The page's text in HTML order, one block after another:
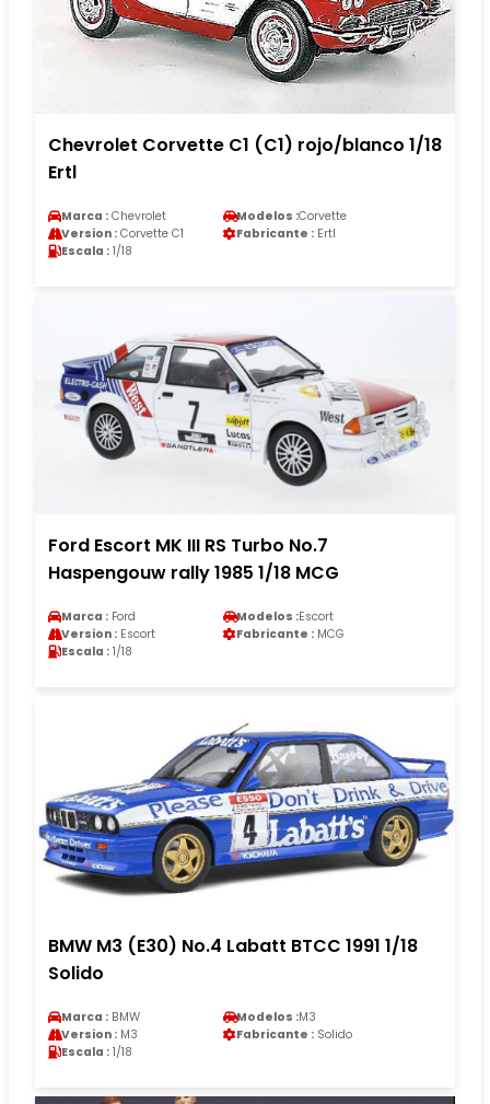
Chevrolet Corvette C1 (C1) rojo/blanco 1/18
Ertl
Marca : Chevrolet Modelos :Corvette
Version : Corvette C1 Fabricante : Ertl
Escala : 1/18
Ford Escort MK III RS Turbo No.7
Haspengouw rally 1985 1/18 MCG
Marca : Ford Modelos :Escort
Version : Escort Fabricante : MCG
Escala : 1/18
BMW M3 (E30) No.4 Labatt BTCC 1991 1/18
Solido
Marca : BMW Modelos :M3
Version : M3 Fabricante : Solido
Escala : 1/18